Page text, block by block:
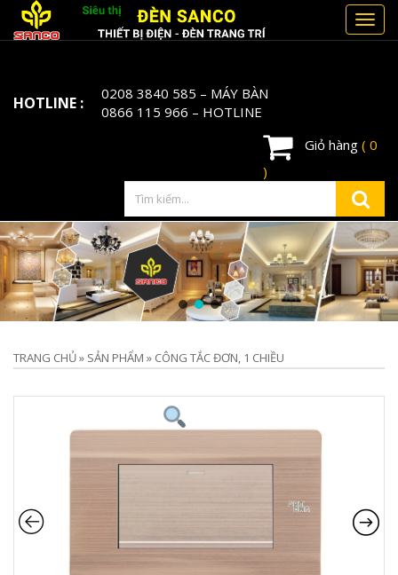
HOTLINE : 0208 3840 585 – MÁY BÀN
0866 115 966 – HOTLINE
Giỏ hàng ( 0
)
TRANG CHỦ» SẢN PHẨM » CÔNG TẮC ĐƠN, 1 CHIỀU